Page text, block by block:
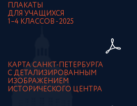
ПЛАКАТЫ
ДЛЯ УЧАЩИХСЯ
1–4 КЛАССОВ - 2025
КАРТА САНКТ-ПЕТЕРБУРГА
С ДЕТАЛИЗИРОВАННЫМ
ИЗОБРАЖЕНИЕМ
ИСТОРИЧЕСКОГО ЦЕНТРА